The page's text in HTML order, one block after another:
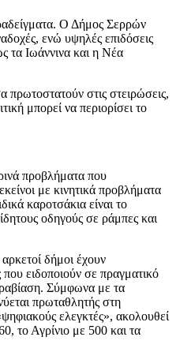
Ο Δήμος Σερρών
ενώ υψηλές επιδόσεις
τα Ιωάννινα και η Νέα
στις στειρώσεις,
μπορεί να περιορίσει το
προβλήματα που
με κινητικά προβλήματα
καροτσάκια είναι το
οδηγούς σε ράμπες και
δήμοι έχουν
ειδοποιούν σε πραγματικό
Σύμφωνα με τα
πρωταθλητής στη
ελεγκτές», ακολουθεί
το Αγρίνιο με 500 και τα